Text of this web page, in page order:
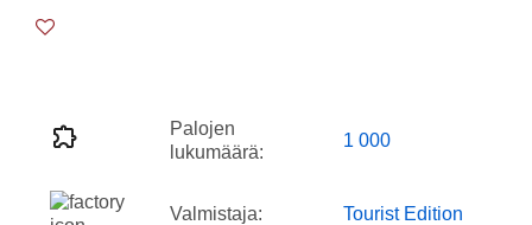
Palojen
lukumäärä:
1 000
Valmistaja: Tourist Edition